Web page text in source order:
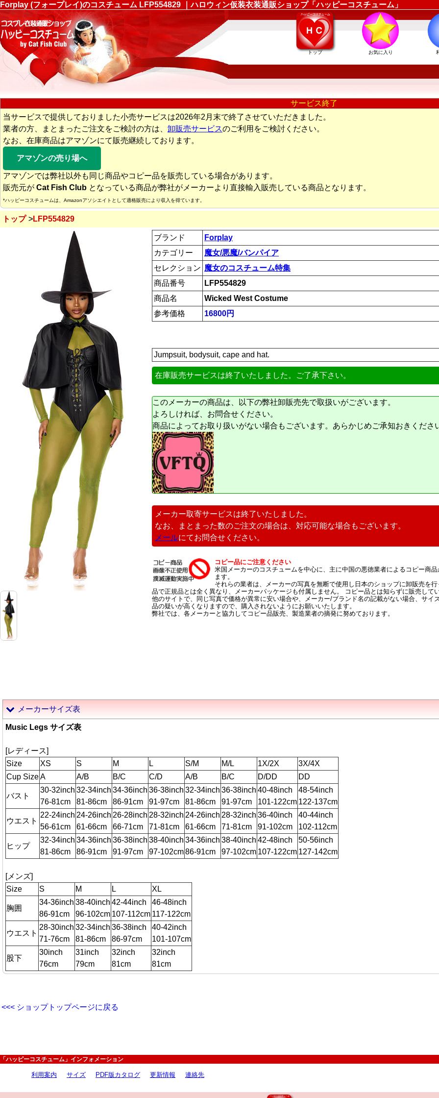
Forplay (フォープレイ)のコスチューム LFP554829 ｜ハロウィン仮装衣装通販ショップ「ハッピーコスチューム」
トップ お気に入り
サービス終了
当サービスで提供しておりました小売サービスは2026年2月末で終了させていただきました。
業者の方、まとまったご注文をご検討の方は、 卸販売サービスのご利用をご検討ください。
なお、在庫商品はアマゾンにて販売継続しております。
アマゾンの売り場へ
アマゾンでは弊社以外も同じ商品やコピー品を販売している場合があります。
販売元が Cat Fish Club となっている商品が弊社がメーカーより直接輸入販売している商品となります。
*ハッピーコスチュームは、Amazonアソシエイトとして適格販売により収入を得ています。
トップ LFP554829
ブランド
Forplay
カテゴリー
魔女/悪魔/バンパイア
セレクション 魔女のコスチューム特集
商品番号
LFP554829
商品名
Wicked West Costume
参考価格
16800円
Jumpsuit, bodysuit, cape and hat.
在庫販売サービスは終了いたしました。ご了承下さい。
このメーカーの商品は、以下の弊社卸販売先で取扱いがございます。
よろしければ、お問合せください。
商品によってお取り扱いがない場合もございます。あらかじめご承知おきくださ
メーカー取寄サービスは終了いたしました。
なお、まとまった数のご注文の場合は、対応可能な場合もございます。
メールにてお問合せください。
コピー品にご注意ください
米国メーカーのコスチュームを中心に、主に中国の悪徳業者によるコピー商
ます。
それらの業者は、メーカーの写真を無断で使用し日本のショップに卸販売を
品で正規品とは全く異なり、メーカーパッケージも付属しません。 コピー品とは知らずに販売して
他のサイトで、同じ写真で価格が異常に安い場合や、メーカー/ブランド名の記載がない場合、サイ
品の疑いが高くなりますので、購入されないようにお願いいたします。
弊社では、各メーカーと協力してコピー品販売、製造業者の摘発に努めております。
メーカーサイズ表
Music Legs サイズ表
[レディース]
Size
XS S M L S/M M/L 1X/2X
3X/4X
Cup SizeA A/B B/C C/D A/B B/C D/DD DD
バスト
30-32inch
76-81cm
32-34inch
81-86cm
34-36inch
86-91cm
36-38inch
91-97cm
32-34inch
81-86cm
36-38inch
91-97cm
40-48inch
101-122cm
48-54inch
122-137cm
ウエスト
22-24inch
56-61cm
24-26inch
61-66cm
26-28inch
66-71cm
28-32inch
71-81cm
24-26inch
61-66cm
28-32inch
71-81cm
36-40inch
91-102cm
40-44inch
102-112cm
ヒップ
32-34inch
81-86cm
34-36inch
86-91cm
36-38inch
91-97cm
38-40inch
97-102cm
34-36inch
86-91cm
38-40inch
97-102cm
42-48inch
107-122cm
50-56inch
127-142cm
[メンズ]
Size
S M L XL
胸囲
34-36inch
86-91cm
38-40inch
96-102cm
42-44inch
107-112cm
46-48inch
117-122cm
ウエスト
28-30inch
71-76cm
32-34inch
81-86cm
36-38inch
86-97cm
40-42inch
101-107cm
股下
30inch
76cm
31inch
79cm
32inch
81cm
32inch
81cm
<<< ショップトップページに戻る
「ハッピーコスチューム」インフォメーション
利用案内 サイズ PDF版カタログ 更新情報 連絡先